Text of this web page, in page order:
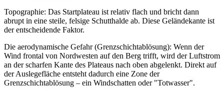
Topographie: Das Startplateau ist relativ flach und bricht dann
abrupt in eine steile, felsige Schutthalde ab. Diese Geländekante ist
der entscheidende Faktor.
Die aerodynamische Gefahr (Grenzschichtablösung): Wenn der
Wind frontal von Nordwesten auf den Berg trifft, wird der Luftstrom
an der scharfen Kante des Plateaus nach oben abgelenkt. Direkt auf
der Auslegefläche entsteht dadurch eine Zone der
Grenzschichtablösung – ein Windschatten oder "Totwasser".